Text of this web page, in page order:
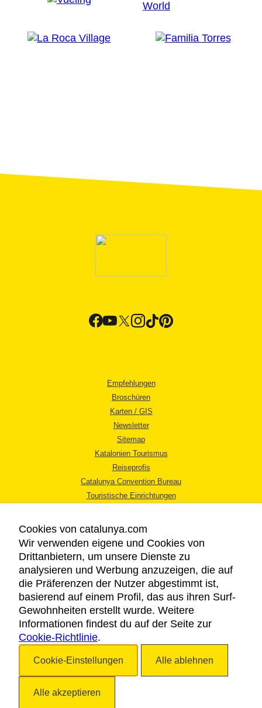
Empfehlungen
Broschüren
Karten / GIS
Newsletter
Sitemap
Katalonien Tourismus
Reiseprofis
Catalunya Convention Bureau
Touristische Einrichtungen
RECHTLICHER HINWEIS
DATENSCHUTZICHTLINIE
COOKIES
BARRIEREFREIHEIT
Cookies von catalunya.com
Wir verwenden eigene und Cookies von
Drittanbietern, um unsere Dienste zu
analysieren und Werbung anzuzeigen, die auf
die Präferenzen der Nutzer abgestimmt ist,
basierend auf einem Profil, das aus ihren Surf-
Gewohnheiten erstellt wurde. Weitere
Informationen findest du auf der Seite zur
Cookie-Richtlinie.
Cookie-Einstellungen Alle ablehnen
Alle akzeptieren